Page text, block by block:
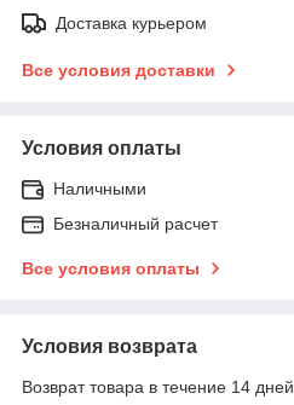
Доставка курьером
Все условия доставки
Условия оплаты
Наличными
Безналичный расчет
Все условия оплаты
Условия возврата
Возврат товара в течение 14